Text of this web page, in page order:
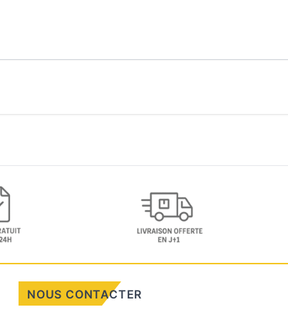
NOUS CONTACTER